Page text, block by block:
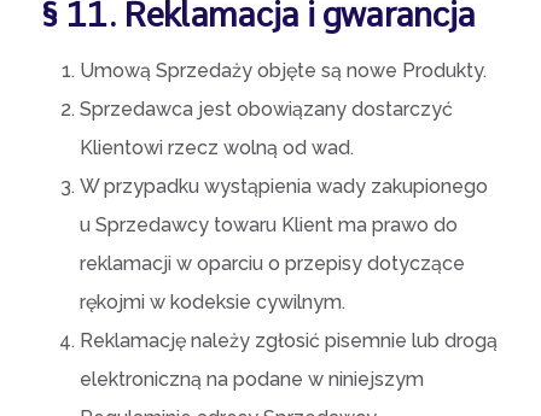
§ 11. Reklamacja i gwarancja
Umową Sprzedaży objęte są nowe Produkty.
Sprzedawca jest obowiązany dostarczyć
Klientowi rzecz wolną od wad.
W przypadku wystąpienia wady zakupionego
u Sprzedawcy towaru Klient ma prawo do
reklamacji w oparciu o przepisy dotyczące
rękojmi w kodeksie cywilnym.
Reklamację należy zgłosić pisemnie lub drogą
elektroniczną na podane w niniejszym